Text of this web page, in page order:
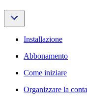
Installazione
Abbonamento
Come iniziare
Organizzare la